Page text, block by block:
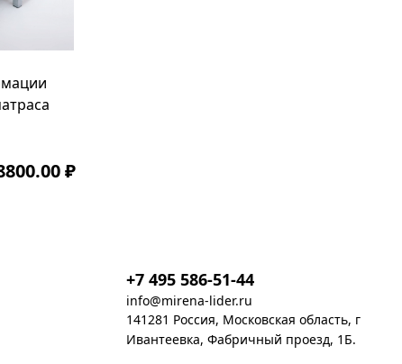
₽
+7 495 586-51-44
info@mirena-lider.ru
141281 Россия, Московская область, г
Ивантеевка, Фабричный проезд, 1Б.